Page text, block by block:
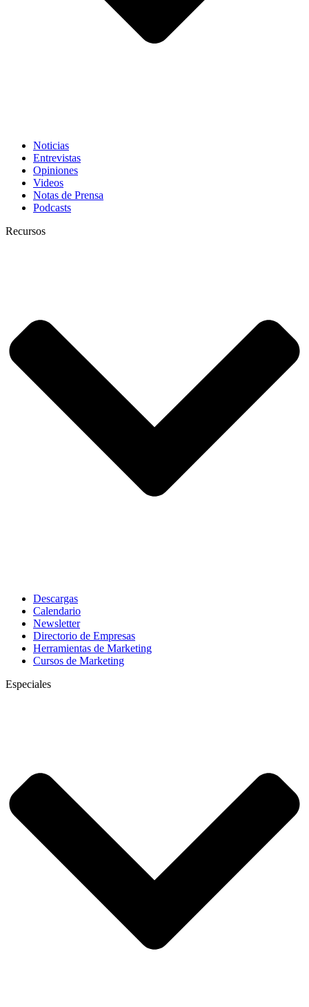
Noticias
Entrevistas
Opiniones
Videos
Notas de Prensa
Podcasts
Recursos
Descargas
Calendario
Newsletter
Directorio de Empresas
Herramientas de Marketing
Cursos de Marketing
Especiales